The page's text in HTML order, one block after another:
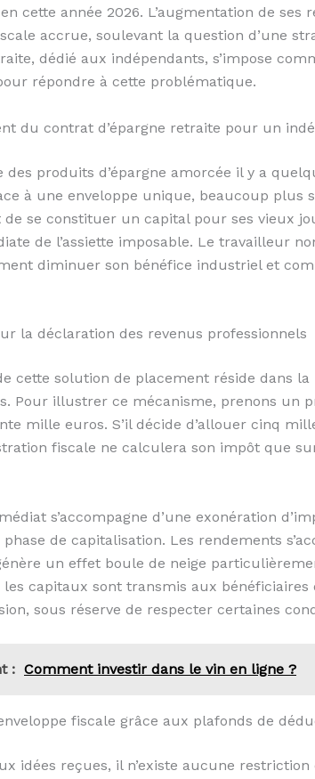
cette année 2026. L’augmentation de ses
accrue, soulevant la question d’une
dédié aux indépendants, s’impose
répondre à cette problématique.
du contrat d’épargne retraite pour un
des produits d’épargne amorcée il y a
à une enveloppe unique, beaucoup plus
se constituer un capital pour ses vieux
de l’assiette imposable. Le travailleur
diminuer son bénéfice industriel et
la déclaration des revenus professionnels
cette solution de placement réside dans
Pour illustrer ce mécanisme, prenons un
mille euros. S’il décide d’allouer cinq
fiscale ne calculera son impôt que
s’accompagne d’une exonération
de capitalisation. Les rendements
un effet boule de neige
capitaux sont transmis aux bénéficiaires
sous réserve de respecter certaines
: Comment investir dans le vin en ligne ?
fiscale grâce aux plafonds de
idées reçues, il n’existe aucune